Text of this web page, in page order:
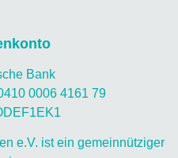
Bank
0006 4161 79
e.V. ist ein gemeinnütziger